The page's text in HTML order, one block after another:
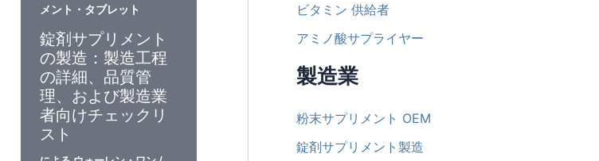
メント・タブレット
錠剤サプリメント
の製造：製造工程
の詳細、品質管
理、および製造業
者向けチェックリ
スト
ビタミン 供給者
アミノ酸サプライヤー
製造業
粉末サプリメント OEM
錠剤サプリメント製造